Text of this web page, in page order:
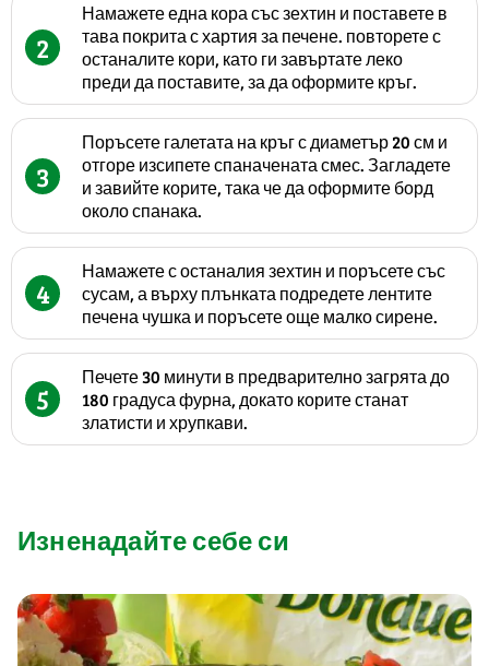
2
Намажете една кора със зехтин и поставете в
тава покрита с хартия за печене. повторете с
останалите кори, като ги завъртате леко
преди да поставите, за да оформите кръг.
3
Поръсете галетата на кръг с диаметър 20 см и
отгоре изсипете спаначената смес. Загладете
и завийте корите, така че да оформите борд
около спанака.
4
Намажете с останалия зехтин и поръсете със
сусам, а върху плънката подредете лентите
печена чушка и поръсете още малко сирене.
5
Печете 30 минути в предварително загрята до
180 градуса фурна, докато корите станат
златисти и хрупкави.
Изненадайте себе си